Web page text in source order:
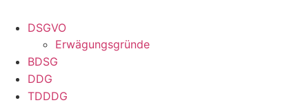
DSGVO
Erwägungsgründe
BDSG
DDG
TDDDG